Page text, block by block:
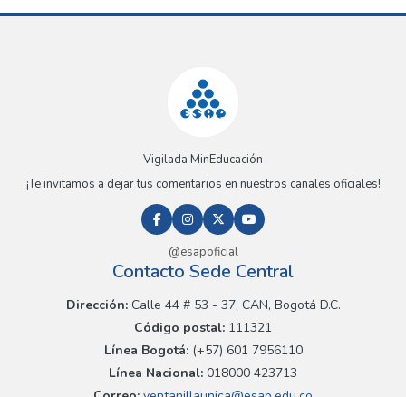
Vigilada MinEducación
¡Te invitamos a dejar tus comentarios en nuestros canales oficiales!
@esapoficial
Contacto Sede Central
Dirección:Calle 44 # 53 - 37, CAN, Bogotá D.C.
Código postal: 111321
Línea Bogotá:(+57) 601 7956110
Línea Nacional: 018000 423713